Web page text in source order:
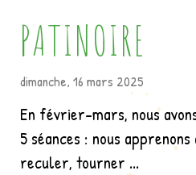
PATINOIRE
dimanche, 16 mars 2025
En février-mars, nous
5 séances : nous
reculer, tourner ...